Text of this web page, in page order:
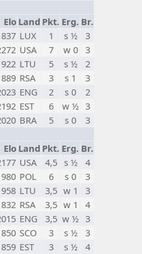
Elo Land Pkt. Erg. Br.
LUX 1 s ½
3
USA 7 w 0
3
LTU 5 s ½
2
RSA 3 s 1
3
ENG 2 s 0
2
EST 6 w ½ 3
BRA 5 s 0
3
Elo Land Pkt. Erg. Br.
USA 4,5 s ½
4
POL 6 s 0
3
LTU 3,5 w 1
3
RSA 3,5 w 1
4
ENG 3,5 w ½ 3
SCO 3 s ½
3
EST 3 s ½
4